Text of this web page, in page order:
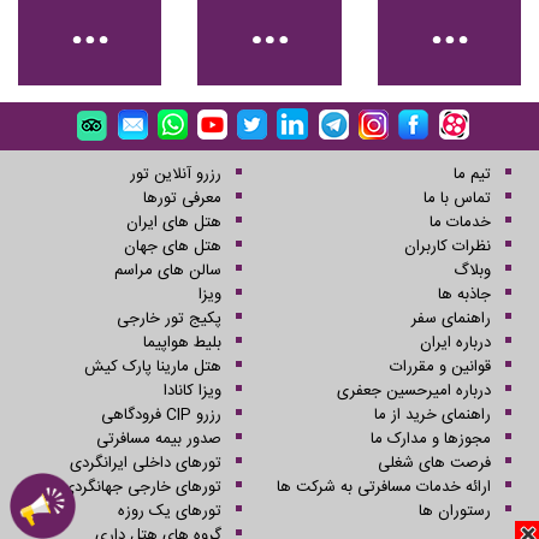
تیم ما
تماس با ما
خدمات ما
نظرات کاربران
وبلاگ
جاذبه ها
راهنمای سفر
درباره ایران
قوانین و مقررات
درباره امیرحسین جعفری
راهنمای خرید از ما
مجوزها و مدارک ما
فرصت های شغلی
ارائه خدمات مسافرتی به شرکت ها
رستوران ها
رزرو آنلاین تور
معرفی تورها
هتل های ایران
هتل های جهان
سالن های مراسم
ویزا
پکیج تور خارجی
بلیط هواپیما
هتل مارینا پارک کیش
ویزا کانادا
رزرو CIP فرودگاهی
صدور بیمه مسافرتی
تورهای داخلی ایرانگردی
تورهای خارجی جهانگردی
تورهای یک روزه